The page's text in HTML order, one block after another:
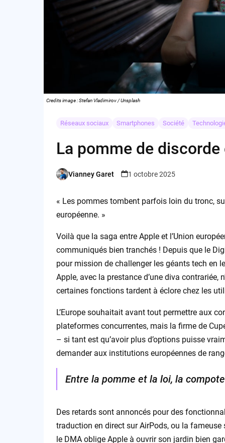
Credits image : Stefan Vladimirov / Unsplash
Réseaux sociaux Smartphones Société
La pomme de
Posted
Vianney Garet 1 octobre 2025
« Les pommes tombent parfois loin du tronc,
européenne. »
Voilà que la saga entre Apple et l’Union
communiqués bien tranchés ! Depuis que le
pour mission de challenger les géants tech en
Apple, avec la prestance d’une diva contrariée,
certaines fonctions tardent à éclore chez les
L’Europe souhaitait avant tout permettre aux
plateformes concurrentes, mais la firme de
– si tant est qu’avoir plus d’options puisse
demander aux institutions européennes de
Entre la pomme et la loi, la
Des retards sont annoncés pour des
traduction en direct sur AirPods, ou la
le DMA oblige Apple à ouvrir son jardin bien